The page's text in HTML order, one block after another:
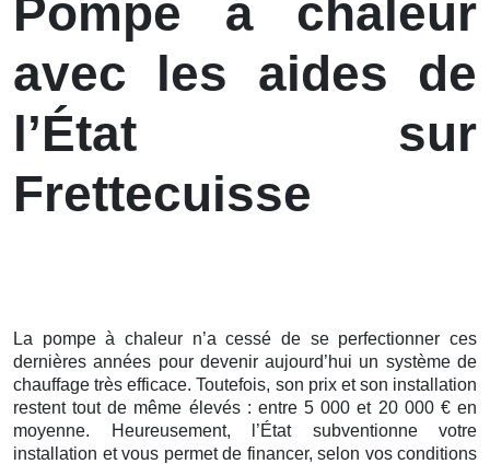
Pompe à chaleur
avec les aides de
l’État sur
Frettecuisse
La pompe à chaleur n’a cessé de se perfectionner ces
dernières années pour devenir aujourd’hui un système de
chauffage très efficace. Toutefois, son prix et son installation
restent tout de même élevés : entre 5 000 et 20 000 € en
moyenne. Heureusement, l’État subventionne votre
installation et vous permet de financer, selon vos conditions